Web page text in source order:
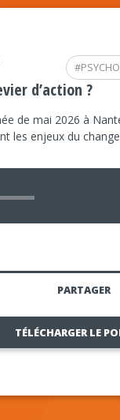
#
d’action ?
de mai 2026 à
les enjeux du
PARTAGER
TÉLÉCHARGER LE